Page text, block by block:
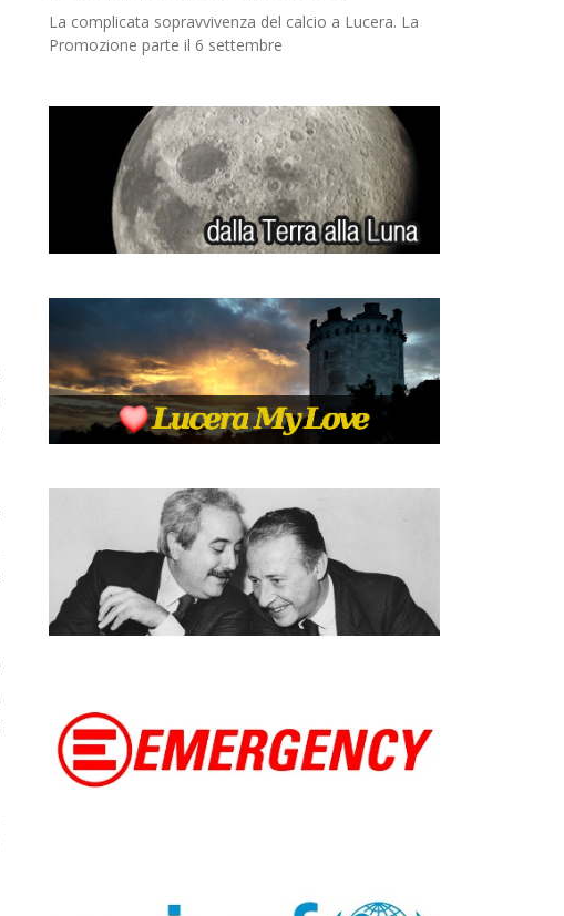
La complicata sopravvivenza del calcio a Lucera. La
Promozione parte il 6 settembre